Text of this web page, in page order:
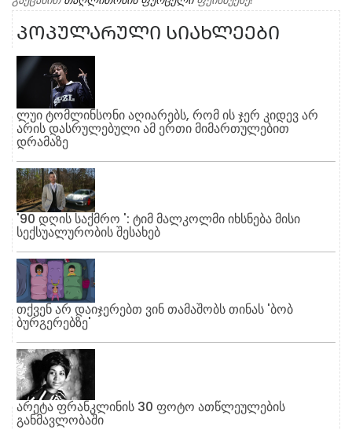
ᲞᲝᲞᲣᲚᲐᲠᲣᲚᲘ ᲡᲘᲐᲮᲚᲔᲔᲑᲘ
ლუი ტომლინსონი აღიარებს, რომ ის ჯერ კიდევ არ
არის დასრულებული ამ ერთი მიმართულებით
დრამაზე
'90 დღის საქმრო ': ტიმ მალკოლმი იხსნება მისი
სექსუალურობის შესახებ
თქვენ არ დაიჯერებთ ვინ თამაშობს თინას 'ბობ
ბურგერებზე'
არეტა ფრანკლინის 30 ფოტო ათწლეულების
განმავლობაში